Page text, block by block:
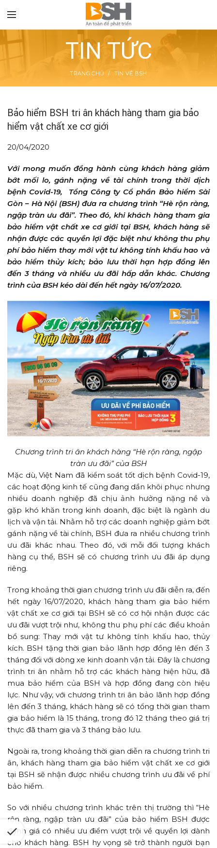
TIN TỨC
TRANG CHỦ TIN VỀ BSH
Bảo hiểm BSH tri ân khách hàng tham gia bảo
hiểm vật chất xe cơ giới
20/04/2020
Với mong muốn đồng hành cùng khách hàng giảm
bớt mối lo, gánh nặng về tài chính trong thời dịch
bệnh Covid-19, Tổng Công ty Cổ phần Bảo hiểm Sài
Gòn – Hà Nội (BSH) đưa ra chương trình “Hè rộn ràng,
ngập tràn ưu đãi”. Theo đó, khi khách hàng tham gia
bảo hiểm vật chất xe cơ giới tại BSH, khách hàng sẽ
nhận được các quyền lợi đặc biệt như không thu phụ
phí bảo hiểm thay mới vật tư không tính khấu hao và
bảo hiểm thủy kích; bảo lưu thời hạn hợp đồng lên
đến 3 tháng và nhiều ưu đãi hấp dẫn khác. Chương
trình của BSH kéo dài đến hết ngày 16/07/2020.
Chương trình tri ân khách hàng “Hè rộn ràng, ngập
tràn ưu đãi” của BSH
Mặc dù, Việt Nam đã kiểm soát tốt dịch bệnh Covid-19,
các hoạt động kinh tế cũng đang dần khôi phục nhưng
nhiều doanh nghiệp đã chịu ảnh hưởng nặng nề và
gặp khó khăn trong kinh doanh, đặc biệt là ngành du
lịch và vận tải. Nhằm hỗ trợ các doanh nghiệp giảm bớt
gánh nặng về tài chính, BSH đưa ra nhiều chương trình
ưu đãi khác nhau. Theo đó, với mỗi đối tượng khách
hàng cụ thể, BSH sẽ có chương trình ưu đãi áp dụng
riêng.
Trong khoảng thời gian chương trình ưu đãi diễn ra, đến
hết ngày 16/07/2020, khách hàng tham gia bảo hiểm
vật chất xe cơ giới tại BSH sẽ có cơ hội nhận được các
ưu đãi vượt trội như, không thu phụ phí các điều khoản
bổ sung: Thay mới vật tư không tính khấu hao, thủy
kích. BSH tặng thời gian bảo lãnh hợp đồng lên đến 3
tháng đối với dòng xe kinh doanh vận tải. Đây là chương
trình tri ân nhằm hỗ trợ các khách hàng hiện hữu, đã
mua bảo hiểm của BSH và hợp đồng đang còn hiệu
lực. Như vậy, với chương trình tri ân bảo lãnh hợp đồng
lên đến 3 tháng, khách hàng sẽ có tổng thời gian tham
gia bảo hiểm là 15 tháng, trong đó 12 tháng theo giá trị
thực đã tham gia và 3 tháng bảo lưu.
Ngoài ra, trong khoảng thời gian diễn ra chương trình tri
ân, khách hàng tham gia bảo hiểm vật chất xe cơ giới
tại BSH sẽ nhận được nhiều chương trình ưu đãi về phí
bảo hiểm.
So với nhiều chương trình khác trên thị trường thì “Hè
rộn ràng, ngập tràn ưu đãi” của bảo hiểm BSH được
đánh giá có nhiều ưu điểm vượt trội về quyền lợi dành
cho khách hàng. BSH hy vọng sẽ trở thành người bạn